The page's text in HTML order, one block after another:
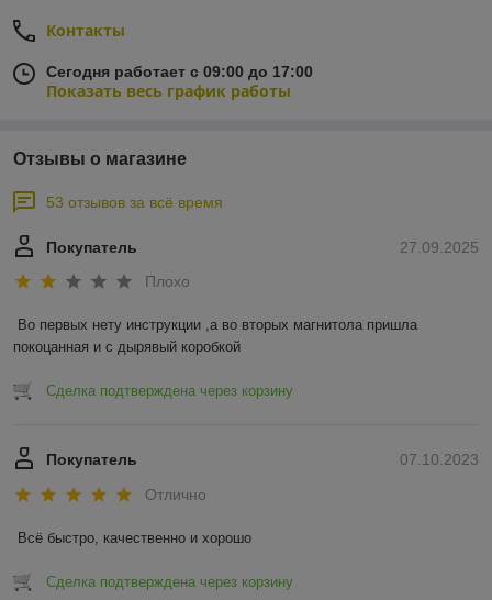
Контакты
Сегодня работает с 09:00 до 17:00
Показать весь график работы
Отзывы о магазине
53 отзывов за всё время
27.09.2025
Покупатель
Плохо
Во первых нету инструкции ,а во вторых магнитола пришла
покоцанная и с дырявый коробкой
Сделка подтверждена через корзину
07.10.2023
Покупатель
Отлично
Всё быстро, качественно и хорошо
Сделка подтверждена через корзину